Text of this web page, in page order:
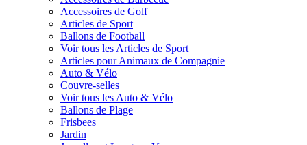
Accessoires de Golf
Articles de Sport
Ballons de Football
Voir tous les Articles de Sport
Articles pour Animaux de Compagnie
Auto & Vélo
Couvre-selles
Voir tous les Auto & Vélo
Ballons de Plage
Frisbees
Jardin